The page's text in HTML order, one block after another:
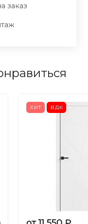
заказ
ХИТ ВДК